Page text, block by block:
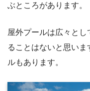
ぶところがあります。
屋外プールは広々と
ることはないと思い
ルもあります。